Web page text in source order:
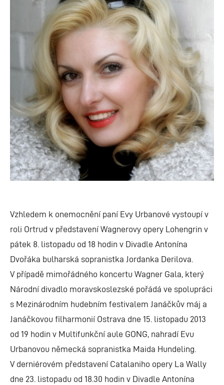
Vzhledem k onemocnění paní Evy Urbanové vystoupí v
roli Ortrud v představení Wagnerovy opery Lohengrin v
pátek 8. listopadu od 18 hodin v Divadle Antonína
Dvořáka bulharská sopranistka Jordanka Derilova.
V případě mimořádného koncertu Wagner Gala, který
Národní divadlo moravskoslezské pořádá ve spolupráci
s Mezinárodním hudebním festivalem Janáčkův máj a
Janáčkovou filharmonií Ostrava dne 15. listopadu 2013
od 19 hodin v Multifunkční aule GONG, nahradí Evu
Urbanovou německá sopranistka Maida Hundeling.
V derniérovém představení Catalaniho opery La Wally
dne 23. listopadu od 18.30 hodin v Divadle Antonína